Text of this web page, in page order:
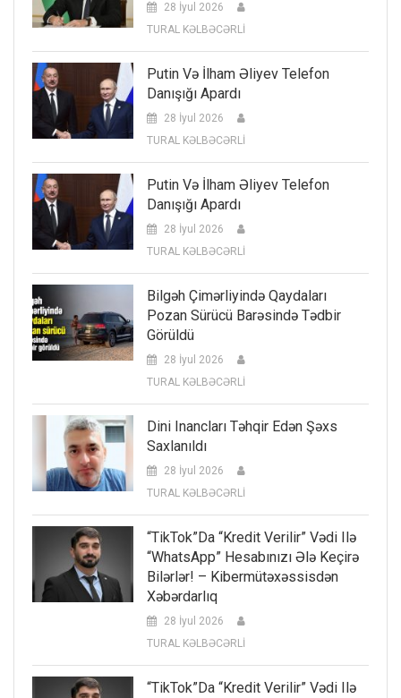
28 İyul 2026
TURAL KƏLBƏCƏRLİ
Putin Və İlham Əliyev Telefon
Danışığı Apardı
28 İyul 2026
TURAL KƏLBƏCƏRLİ
Putin Və İlham Əliyev Telefon
Danışığı Apardı
28 İyul 2026
TURAL KƏLBƏCƏRLİ
Bilgəh Çimərliyində Qaydaları
Pozan Sürücü Barəsində Tədbir
Görüldü
28 İyul 2026
TURAL KƏLBƏCƏRLİ
Dini Inancları Təhqir Edən Şəxs
Saxlanıldı
28 İyul 2026
TURAL KƏLBƏCƏRLİ
“TikTok”da “kredit Verilir” Vədi Ilə
“WhatsApp” Hesabınızı Ələ Keçirə
Bilərlər! – Kibermütəxəssisdən
Xəbərdarlıq
28 İyul 2026
TURAL KƏLBƏCƏRLİ
“TikTok”da “kredit Verilir” Vədi Ilə